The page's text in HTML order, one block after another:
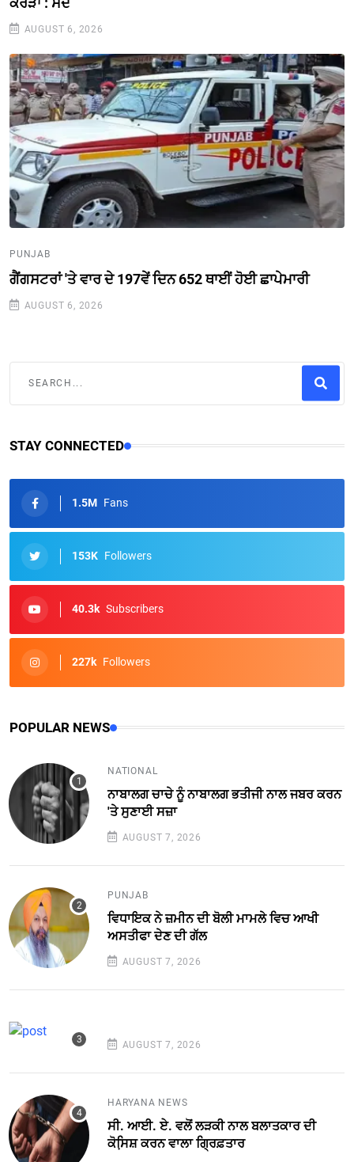
AUGUST 6, 2026
PUNJAB
ਗੈਂਗਸਟਰਾਂ 'ਤੇ ਵਾਰ ਦੇ 197ਵੇਂ ਦਿਨ 652 ਥਾਈਂ ਹੋਈ ਛਾਪੇਮਾਰੀ
AUGUST 6, 2026
STAY CONNECTED
1.5M Fans
153K Followers
40.3k Subscribers
227k Followers
POPULAR NEWS
NATIONAL
ਨਾਬਾਲਗ ਚਾਚੇ ਨੂੰ ਨਾਬਾਲਗ ਭਤੀਜੀ ਨਾਲ ਜਬਰ ਕਰਨ
'ਤੇ ਸੁਣਾਈ ਸਜ਼ਾ
AUGUST 7, 2026
PUNJAB
ਵਿਧਾਇਕ ਨੇ ਜ਼ਮੀਨ ਦੀ ਬੋਲੀ ਮਾਮਲੇ ਵਿਚ ਆਖੀ
ਅਸਤੀਫਾ ਦੇਣ ਦੀ ਗੱਲ
AUGUST 7, 2026
AUGUST 7, 2026
HARYANA NEWS
ਸੀ. ਆਈ. ਏ. ਵਲੋਂ ਲੜਕੀ ਨਾਲ ਬਲਾਤਕਾਰ ਦੀ
ਕੋਸਿ਼ਸ਼ ਕਰਨ ਵਾਲਾ ਗ੍ਰਿਫ਼ਤਾਰ